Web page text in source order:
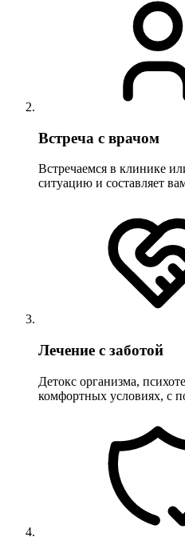
Встреча с врачом
Встречаемся в клинике
ситуацию и составляет
Лечение с заботой
Детокс организма,
комфортных условиях, с